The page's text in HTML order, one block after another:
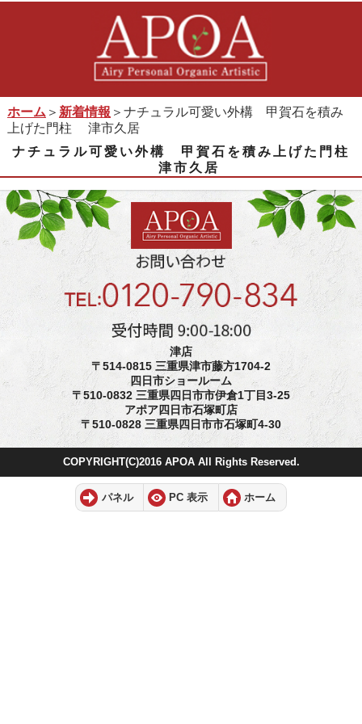
ホーム ＞ 新着情報 ＞ナチュラル可愛い外構 甲賀石を積み
上げた門柱 津市久居
ナチュラル可愛い外構 甲賀石を積み上げた門柱
津市久居
津店
〒514-0815 三重県津市藤方1704-2
四日市ショールーム
〒510-0832 三重県四日市市伊倉1丁目3-25
アポア四日市石塚町店
〒510-0828 三重県四日市市石塚町4-30
COPYRIGHT(C)2016 APOA All Rights Reserved.
パネル PC 表示 ホーム